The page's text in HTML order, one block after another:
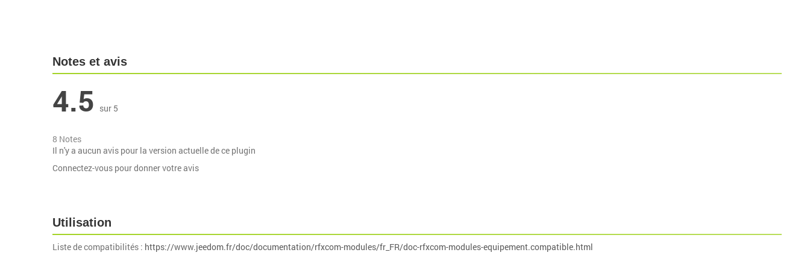
Notes et avis
4.5 sur 5
8 Notes
Il n'y a aucun avis pour la version actuelle de ce plugin
Connectez-vous pour donner votre avis
Utilisation
Liste de compatibilités : https://www.jeedom.fr/doc/documentation/rfxcom-modules/fr_FR/doc-rfxcom-modules-equipement.compatible.html